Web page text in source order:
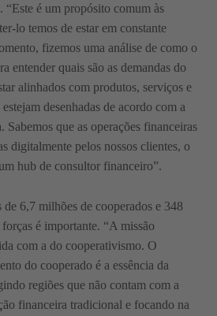
“Este é um propósito comum às
lo temos de estar em constante
fizemos uma análise de como o
entender quais são as demandas do
alinhados com produtos, serviços e
desenhadas de acordo com a
Sabemos que as operações financeiras
digitalmente pelos nossos clientes, o
hub de consultor financeiro”.
6,7 milhões de cooperados e 348
é importante. “A missão
com a do cooperativismo. O
do cooperado é a essência da
regiões que não contam com a
financeira tradicional e focando na